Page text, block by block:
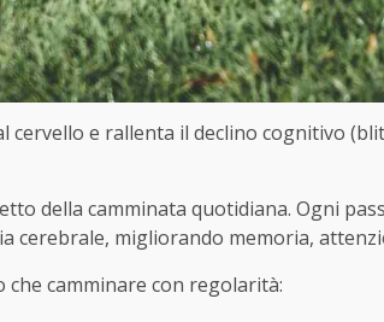
cervello e rallenta il declino cognitivo
della camminata quotidiana. Ogni
cerebrale, migliorando memoria,
camminare con regolarità: